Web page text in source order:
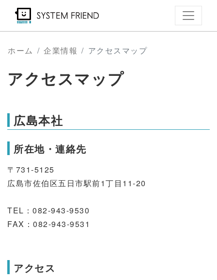
ン
コ
に
移
動
ホーム 企業情報 アクセスマップ
アクセスマップ
広島本社
所在地・連絡先
〒731-5125
広島市佐伯区五日市駅前1丁目11-20
TEL：082-943-9530
FAX：082-943-9531
アクセス